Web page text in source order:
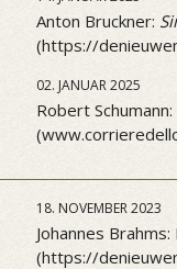
Anton Bruckner:
(https://
02. JANUAR 2025
Robert
18. NOVEMBER 2023
Johannes
(https://